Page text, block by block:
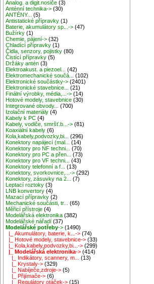
Analog. a digit.nosiče (3)
Anténní technika-> (30)
ANTÉNY...
(5)
Antistatické přípravky (1)
Baterie, akumulátory sp...-> (47)
Bužírky (1)
Chemie, pájení-> (32)
Chladící přípravky (1)
Čidla, senzory, pojistky (80)
Čistící přípravky (5)
Držáky antén (3)
Elektroakust. a piezoel...
(42)
Elektromechanické součá...
(102)
Elektronické součástky-> (2401)
Elektronické stavebnice...
(21)
Finální výrobky, média,...-> (14)
Hotové modely, stavebnice (30)
Integrované obvody...
(700)
Izolační materiály (4)
Kabely k PC (4)
Kabely, vodiče, smršť.b...-> (81)
Koaxiální kabely (6)
Kola,kabely,podvozky,bi...
(296)
Konektory napájecí (mal...
(14)
Konektory pro NF techni...
(70)
Konektory pro PC a přen...
(73)
Konektory pro VF techni...
(43)
Konektory telefonní a f...
(13)
Konektory, svorkovnice,...-> (292)
Konektory, zásuvky na 2...
(7)
Leptací roztoky (3)
LNB konvertory (4)
Mazací přípravky (2)
Mechanické součásti, tr...
(65)
Měřicí přístroje (4)
Modelářská elektronika (382)
Modelářské nářadí (37)
Modelářské potřeby-> (1490)
|_ Akumulátory, baterie, k...-> (74)
|_ Hotové modely, stavebnice-> (33)
|_ Kola,kabely,podvozky,bi...-> (299)
|_ Modelářská elektronika-> (414)
|_ Indikátory, scannery, m...
(13)
|_ Krystaly-> (329)
|_ Nabíječe,zdroje-> (5)
|_ Přijímače-> (6)
|_ Regulátory otáček-> (15)